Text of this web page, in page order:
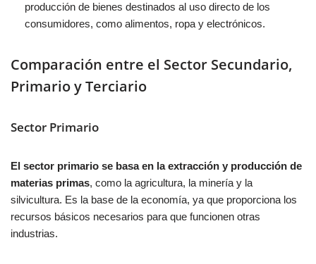
producción de bienes destinados al uso directo de los
consumidores, como alimentos, ropa y electrónicos.
Comparación entre el Sector Secundario,
Primario y Terciario
Sector Primario
El sector primario se basa en la extracción y producción de
materias primas, como la agricultura, la minería y la
silvicultura. Es la base de la economía, ya que proporciona los
recursos básicos necesarios para que funcionen otras
industrias.